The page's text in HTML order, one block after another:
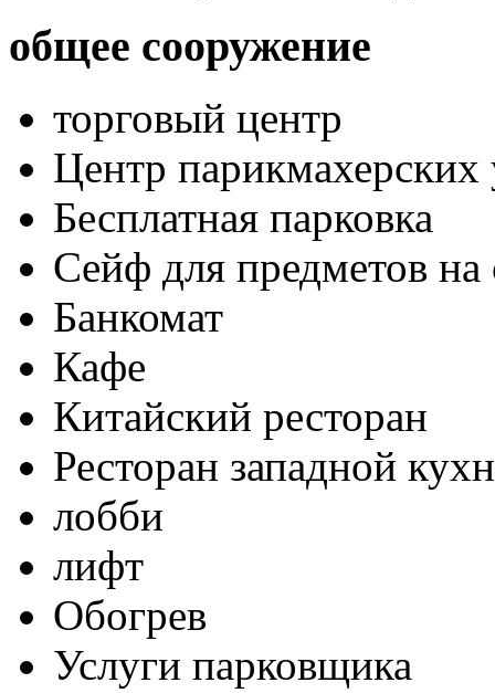
общее сооружение
торговый центр
Центр парикмахерских
Бесплатная парковка
Сейф для предметов на
Банкомат
Кафе
Китайский ресторан
Ресторан западной
лобби
лифт
Обогрев
Услуги парковщика